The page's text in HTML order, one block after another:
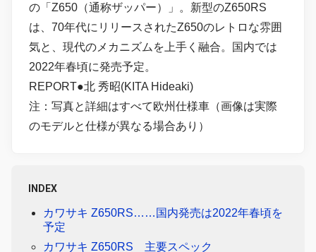
の「Z650（通称ザッパー）」。新型のZ650RS
は、70年代にリリースされたZ650のレトロな雰囲
気と、現代のメカニズムを上手く融合。国内では
2022年春頃に発売予定。
REPORT●北 秀昭(KITA Hideaki)
注：写真と詳細はすべて欧州仕様車（画像は実際
のモデルと仕様が異なる場合あり）
INDEX
カワサキ Z650RS……国内発売は2022年春頃を
予定
カワサキ Z650RS 主要スペック